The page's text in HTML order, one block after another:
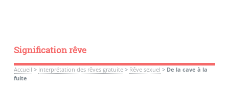
Signification rêve
Accueil > Interprétation des rêves gratuite> Rêve sexuel > De la cave à la
fuite